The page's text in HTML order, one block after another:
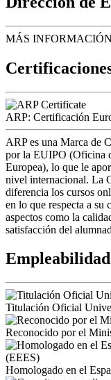
MÁS INFORMACIÓN
ARP: Certificación
ARP es una Marca de
por la EUIPO (Oficina
Europea), lo que le
nivel internacional. La
diferencia los cursos
en lo que respecta a su
aspectos como la
satisfacción del
Empleabilidad
Titulación Oficial
Reconocido por el
Homologado en el